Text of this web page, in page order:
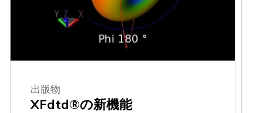
出版物
XFdtd®の新機能